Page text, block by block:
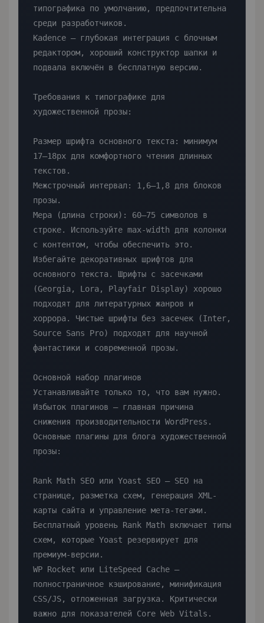
типографика по умолчанию, предпочтительна
среди разработчиков.
Kadence — глубокая интеграция с блочным
редактором, хороший конструктор шапки и
подвала включён в бесплатную версию.
Требования к типографике для
художественной прозы:
Размер шрифта основного текста: минимум
17–18px для комфортного чтения длинных
текстов.
Межстрочный интервал: 1,6–1,8 для блоков
прозы.
Мера (длина строки): 60–75 символов в
строке. Используйте max-width для колонки
с контентом, чтобы обеспечить это.
Избегайте декоративных шрифтов для
основного текста. Шрифты с засечками
(Georgia, Lora, Playfair Display) хорошо
подходят для литературных жанров и
хоррора. Чистые шрифты без засечек (Inter,
Source Sans Pro) подходят для научной
фантастики и современной прозы.
Основной набор плагинов
Устанавливайте только то, что вам нужно.
Избыток плагинов — главная причина
снижения производительности WordPress.
Основные плагины для блога художественной
прозы:
Rank Math SEO или Yoast SEO — SEO на
странице, разметка схем, генерация XML-
карты сайта и управление мета-тегами.
Бесплатный уровень Rank Math включает типы
схем, которые Yoast резервирует для
премиум-версии.
WP Rocket или LiteSpeed Cache —
полностраничное кэширование, минификация
CSS/JS, отложенная загрузка. Критически
важно для показателей Core Web Vitals.